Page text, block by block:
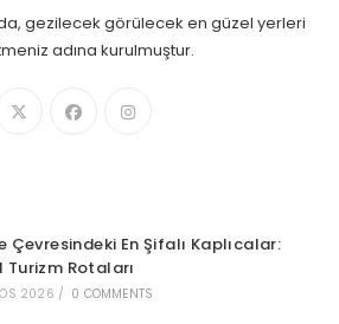
gezilecek görülecek en güzel yerleri
adına kurulmuştur.
Çevresindeki En Şifalı Kaplıcalar:
Turizm Rotaları
2026 / 0 COMMENTS